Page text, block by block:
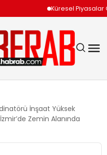
Küresel Piyasalar Orta
İnşaat Yüksek
Zemin Alanında